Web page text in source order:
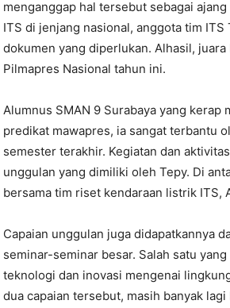
menganggap hal tersebut sebagai
ITS di jenjang nasional, anggota tim
dokumen yang diperlukan. Alhasil,
Pilmapres Nasional tahun ini.
Alumnus SMAN 9 Surabaya yang
predikat mawapres, ia sangat terbantu
semester terakhir. Kegiatan dan
unggulan yang dimiliki oleh Tepy. Di
bersama tim riset kendaraan listrik ITS,
Capaian unggulan juga didapatkannya
seminar-seminar besar. Salah satu
teknologi dan inovasi mengenai
dua capaian tersebut, masih banyak